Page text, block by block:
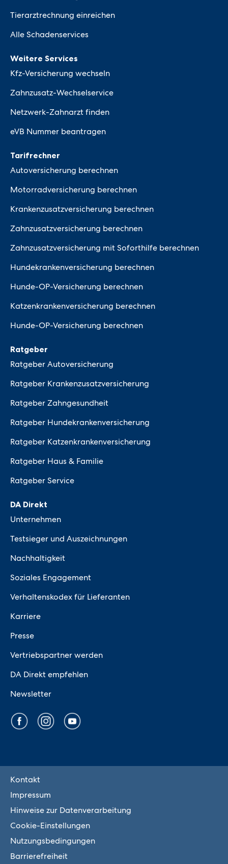
Tierarztrechnung einreichen
Alle Schadenservices
Weitere Services
Kfz-Versicherung wechseln
Zahnzusatz-Wechselservice
Netzwerk-Zahnarzt finden
eVB Nummer beantragen
Tarifrechner
Autoversicherung berechnen
Motorradversicherung berechnen
Krankenzusatzversicherung berechnen
Zahnzusatzversicherung berechnen
Zahnzusatzversicherung mit Soforthilfe berechnen
Hundekrankenversicherung berechnen
Hunde-OP-Versicherung berechnen
Katzenkrankenversicherung berechnen
Hunde-OP-Versicherung berechnen
Ratgeber
Ratgeber Autoversicherung
Ratgeber Krankenzusatzversicherung
Ratgeber Zahngesundheit
Ratgeber Hundekrankenversicherung
Ratgeber Katzenkrankenversicherung
Ratgeber Haus & Familie
Ratgeber Service
DA Direkt
Unternehmen
Testsieger und Auszeichnungen
Nachhaltigkeit
Soziales Engagement
Verhaltenskodex für Lieferanten
Karriere
Presse
Vertriebspartner werden
DA Direkt empfehlen
Newsletter
Kontakt
Impressum
Hinweise zur Datenverarbeitung
Cookie-Einstellungen
Nutzungsbedingungen
Barrierefreiheit